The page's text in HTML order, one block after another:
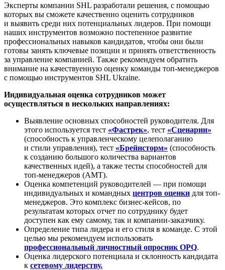
Эксперты компании SHL разработали решения, с помощью
которых вы сможете качественно оценить сотрудников
и выявить среди них потенциальных лидеров. При помощи
наших инструментов возможно постепенное развитие
профессиональных навыков кандидатов, чтобы они были
готовы занять ключевые позиции и принять ответственность
за управление компанией. Также рекомендуем обратить
внимание на качествуенную оценку команды топ-менеджеров
с помощью инструментов SHL Ukraine.
Индивидуальная оценка сотрудников может
осуществляться в нескольких направлениях:
Выявление основных способностей руководителя. Для
этого используется тест «Фастрек», тест «Сценарии»
(способность к управленческому целеполаганию
и стили управления), тест «Брейнсторм» (способность
к созданию большого количества вариантов
качественных идей), а также тесты способностей для
топ-менеджеров (AMT).
Оценка компетенций руководителей — при помощи
индивидуальных и командных центров оценки для топ-
менеджеров. Это комплекс бизнес-кейсов, по
результатам которых отчет по сотруднику будет
доступен как ему самому, так и компании-заказчику.
Определение типа лидера и его стиля в команде. С этой
целью мы рекомендуем использовать
профессиональный личностный опросник OPQ.
Оценка лидерского потенциала и склонность кандидата
к сетевому лидерству.